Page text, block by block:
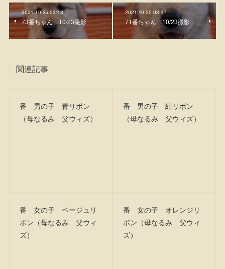
2021.10.25 03:18
73番ちゃん 10/23撮影
2021.10.25 03:17
71番ちゃん 10/23撮影
関連記事
番 男の子 青リボン
（母なるみ 父ウィズ）
番 男の子 紺リボン
（母なるみ 父ウィズ）
番 女の子 ベージュリ
ボン（母なるみ 父ウィ
ズ）
番 女の子 オレンジリ
ボン（母なるみ 父ウィ
ズ）